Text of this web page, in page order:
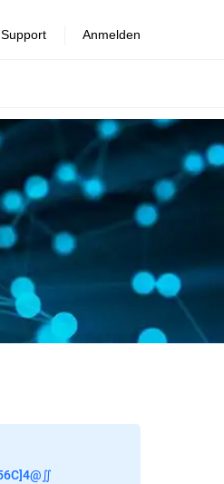
Support Anmelden